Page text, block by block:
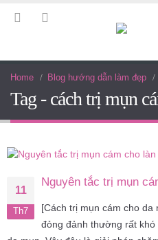
Home Blog hướng dẫn làm đẹp
Tag - cách trị mụn
11
Th7
Nguyên tắc trị mụn
[Cách trị mụn cám cho da
đỏng đảnh thường rất